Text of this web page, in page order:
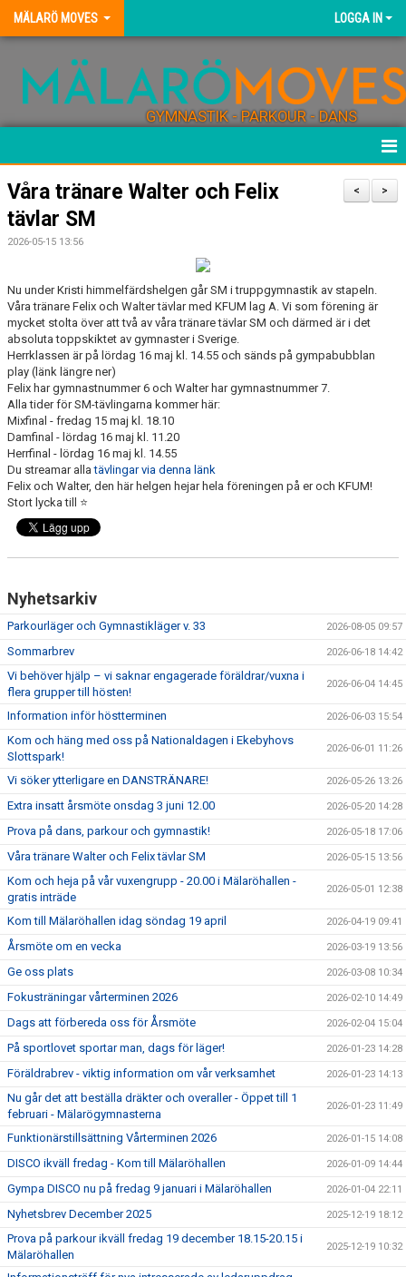
MÄLARÖ MOVES LOGGA IN
GYMNASTIK - PARKOUR - DANS
HEM
NYHETER
FÖRENINGEN
BLI TRÄNARE
FÖRENINGSKLÄDER
VANLIGA FRÅGOR
DOKUMENT
MINI Ö-CUPEN
PARAGYMNASTIK
>
<
Våra tränare Walter och Felix
tävlar SM
2026-05-15 13:56
Nu under Kristi himmelfärdshelgen går SM i truppgymnastik av stapeln.
Våra tränare Felix och Walter tävlar med KFUM lag A. Vi som förening är
mycket stolta över att två av våra tränare tävlar SM och därmed är i det
absoluta toppskiktet av gymnaster i Sverige.
Herrklassen är på lördag 16 maj kl. 14.55 och sänds på gympabubblan
play (länk längre ner)
Felix har gymnastnummer 6 och Walter har gymnastnummer 7.
Alla tider för SM-tävlingarna kommer här:
Mixfinal - fredag 15 maj kl. 18.10
Damfinal - lördag 16 maj kl. 11.20
Herrfinal - lördag 16 maj kl. 14.55
Du streamar allatävlingar via denna länk
Felix och Walter, den här helgen hejar hela föreningen på er och KFUM!
Stort lycka till ⭐️
Nyhetsarkiv
Parkourläger och Gymnastikläger v. 33 2026-08-05 09:57
Sommarbrev 2026-06-18 14:42
Vi behöver hjälp – vi saknar engagerade föräldrar/vuxna i
flera grupper till hösten!
2026-06-04 14:45
Information inför höstterminen 2026-06-03 15:54
Kom och häng med oss på Nationaldagen i Ekebyhovs
Slottspark!
2026-06-01 11:26
Vi söker ytterligare en DANSTRÄNARE! 2026-05-26 13:26
Extra insatt årsmöte onsdag 3 juni 12.00 2026-05-20 14:28
Prova på dans, parkour och gymnastik! 2026-05-18 17:06
Våra tränare Walter och Felix tävlar SM 2026-05-15 13:56
Kom och heja på vår vuxengrupp - 20.00 i Mälaröhallen -
gratis inträde
2026-05-01 12:38
Kom till Mälaröhallen idag söndag 19 april 2026-04-19 09:41
Årsmöte om en vecka 2026-03-19 13:56
Ge oss plats 2026-03-08 10:34
Fokusträningar vårterminen 2026 2026-02-10 14:49
Dags att förbereda oss för Årsmöte 2026-02-04 15:04
På sportlovet sportar man, dags för läger! 2026-01-23 14:28
Föräldrabrev - viktig information om vår verksamhet 2026-01-23 14:13
Nu går det att beställa dräkter och overaller - Öppet till 1
februari - Mälarögymnasterna
2026-01-23 11:49
Funktionärstillsättning Vårterminen 2026 2026-01-15 14:08
DISCO ikväll fredag - Kom till Mälaröhallen 2026-01-09 14:44
Gympa DISCO nu på fredag 9 januari i Mälaröhallen 2026-01-04 22:11
Nyhetsbrev December 2025 2025-12-19 18:12
Prova på parkour ikväll fredag 19 december 18.15-20.15 i
Mälaröhallen
2025-12-19 10:32